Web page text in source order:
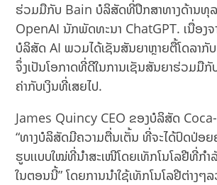
ຮ່ວມມືກັບ Bain ບໍລິສັດທີ່ປຶກສາທາງດ້ານທຸລ
OpenAI ນັກພັດທະນາ ChatGPT. ເນື່ອງ
ບໍລິສັດ AI ພວມໄດ້ເຊັນສັນຍາຫຼາຍຕື້ໂດລາ
ຈຶ່ງເປັນໂອກາດທີ່ດີໃນການເຊັນສັນຍາຮ່ວມມືກັ
ຄ່າກັບເງິນທີ່ເສຍໄປ.
James Quincy CEO ຂອງບໍລິສັດ
“ທາງບໍລິສັດມີຄວາມຕື່ນເຕັ້ນ ທີ່ຈະໄດ້ປົດປ່ອຍ
ຮູບເເບບໃໝ່ທີ່ນຳສະເໜີໂດຍເທັກໂນໂລຢີທີ່ກຳ
ໃນຕອນນີ້” ໂດຍການນໍາໃຊ້ເທັກໂນໂລຢີຕ່າງໆ